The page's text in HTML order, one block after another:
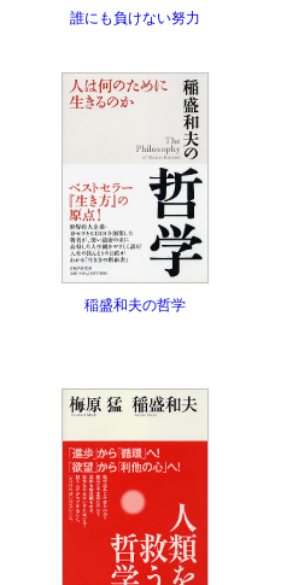
誰にも負けない努力
稲盛和夫の哲学